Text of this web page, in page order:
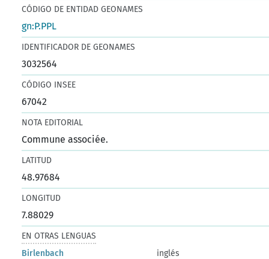
CÓDIGO DE ENTIDAD GEONAMES
gn:P.PPL
IDENTIFICADOR DE GEONAMES
3032564
CÓDIGO INSEE
67042
NOTA EDITORIAL
Commune associée.
LATITUD
48.97684
LONGITUD
7.88029
EN OTRAS LENGUAS
Birlenbach
inglés